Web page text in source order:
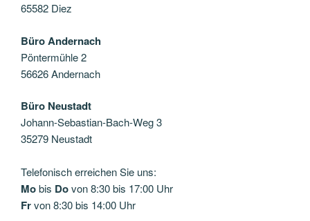
65582 Diez
Büro Andernach
Pöntermühle 2
56626 Andernach
Büro Neustadt
Johann-Sebastian-Bach-Weg 3
35279 Neustadt
Telefonisch erreichen Sie uns:
Mobis Dovon 8:30 bis 17:00 Uhr
Frvon 8:30 bis 14:00 Uhr